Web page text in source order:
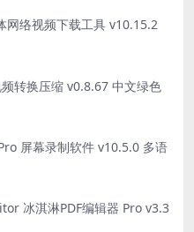
网络视频下载工具 v10.15.2
转换压缩 v0.8.67 中文绿色
屏幕录制软件 v10.5.0 多语
冰淇淋PDF编辑器 Pro v3.3